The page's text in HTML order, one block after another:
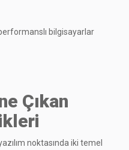
bilgisayarlar
Çıkan
noktasında iki temel